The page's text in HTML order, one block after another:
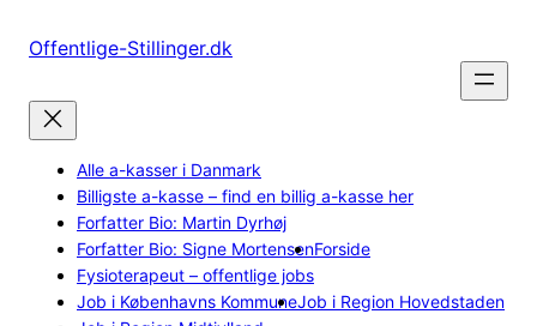
Offentlige-Stillinger.dk
Alle a-kasser i Danmark
Billigste a-kasse – find en billig a-kasse her
Forfatter Bio: Martin Dyrhøj
Forfatter Bio: Signe MortensenForside
Fysioterapeut – offentlige jobs
Job i Københavns KommuneJob i Region Hovedstaden